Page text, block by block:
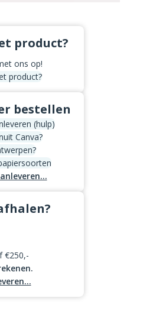
product?
ons op!
product?
bestellen
(hulp)
Canva?
€250,-